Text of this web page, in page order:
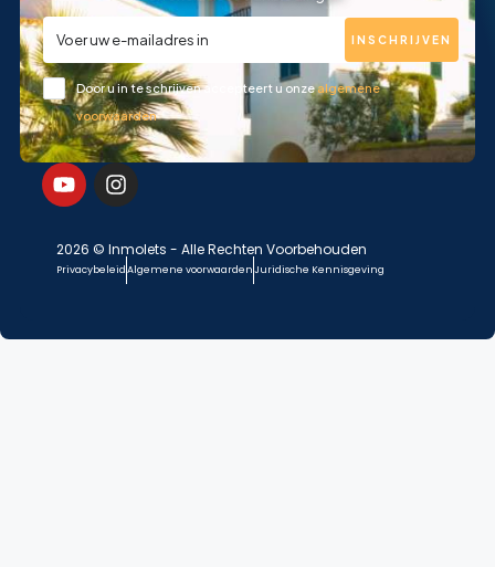
Door u in te schrijven accepteert u onzealgemene
voorwaarden
INSCHRIJVEN
2026 © Inmolets - Alle Rechten Voorbehouden
PrivacybeleidAlgemene voorwaardenJuridische Kennisgeving